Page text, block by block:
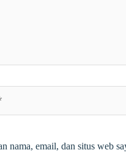
nama, email, dan situs web